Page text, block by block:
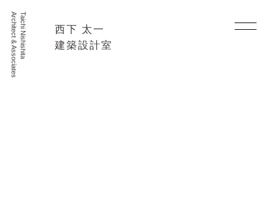
Taichi Nishishita
Architect & Associates
西下 太一
建築設計室